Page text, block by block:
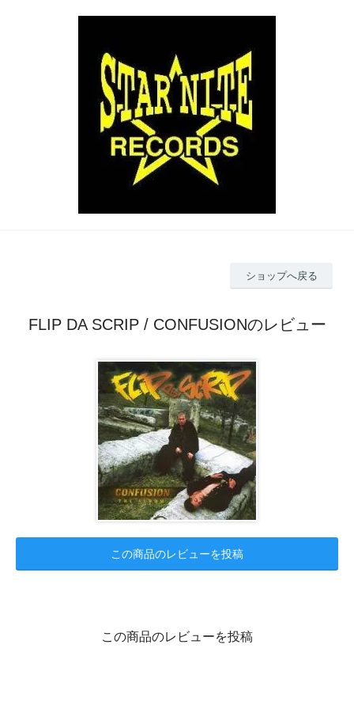
ショップへ戻る
FLIP DA SCRIP / CONFUSIONのレビュー
この商品のレビューを投稿
この商品のレビューを投稿